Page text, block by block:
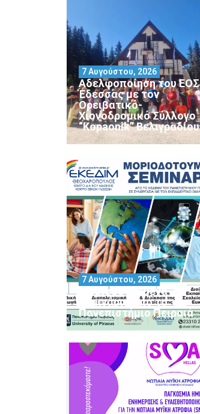
Αδελφοποίηση του ΕΟΣ
Έδεσσας με τον
Ορειβατικό-
Χιονοδρομικό Σύλλογο
“Kopaonik” Βελιγραδίου
7 Αυγούστου, 2026
Μοριοδοτούμενα
Σεμινάρια από το
Πανεπιστήμιο Πειραιά
7 Αυγούστου, 2026